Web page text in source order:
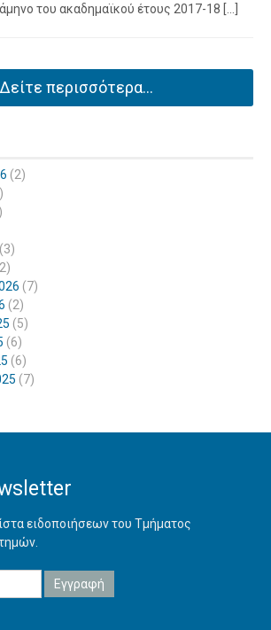
του ακαδημαϊκού έτους 2017-18 [...]
Δείτε περισσότερα...
(2)
(3)
(7)
(2)
(5)
(6)
(6)
(7)
ειδοποιήσεων του Τμήματος